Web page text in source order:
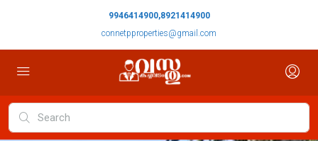
9946414900,8921414900
connetpproperties@gmail.com